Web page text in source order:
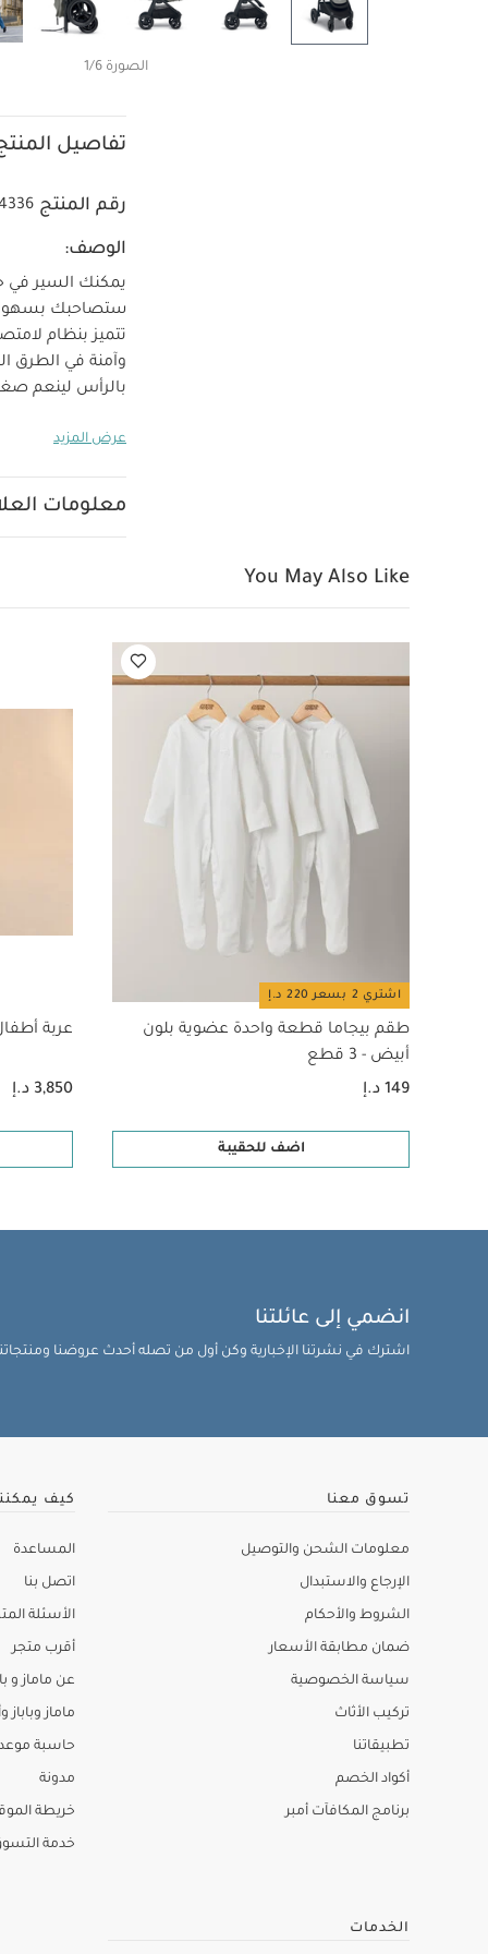
الصورة 1/6
تفاصيل
رقم المنتج
الوصف:
يمكنك السير في
ستصاحبك بسهولة
تتميز بنظام
وآمنة في الطرق
بالرأس لينعم
باستخدام يد
عربة أوكارو
لماذا تشترين
العجلات الأربعة
سلة تخزين بحجم
العوامل الجوية
ناعم وظهر
صمم
التثبيت وغطاء
أبعاد
ملاحظة هامة:
معينة في بلدان
1000 كم على الطرق
عرض المزيد
معلومات
You May Also Like
اشتري 2 بسعر 220 د.إ
طقم بيجاما قطعة واحدة عضوية بلون
أبيض - 3 قطع
149 د.إ
اضف للحقيبة
عربة أطفال
3,850 د.إ
انضمي إلى عائلتنا
اشترك في نشرتنا الإخبارية وكن أول من تصله أحدث عروضنا
تسوق معنا
معلومات الشحن والتوصيل
الإرجاع والاستبدال
الشروط والأحكام
ضمان مطابقة الأسعار
سياسة الخصوصية
تركيب الأثاث
تطبيقاتنا
أكواد الخصم
برنامج المكافآت أمبر
كيف
المساعدة
اتصل بنا
الأسئلة
أقرب متجر
عن ماماز و
ماماز وباباز
حاسبة موعد
مدونة
خريطة
خدمة
الخدمات